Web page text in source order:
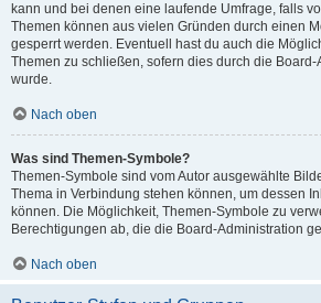
kann und bei denen eine laufende Umfrage, falls
Themen können aus vielen Gründen durch einen
gesperrt werden. Eventuell hast du auch die
Themen zu schließen, sofern dies durch die
wurde.
Nach oben
Was sind Themen-Symbole?
Themen-Symbole sind vom Autor ausgewählte
Thema in Verbindung stehen können, um dessen
können. Die Möglichkeit, Themen-Symbole zu
Berechtigungen ab, die die Board-Administration
Nach oben